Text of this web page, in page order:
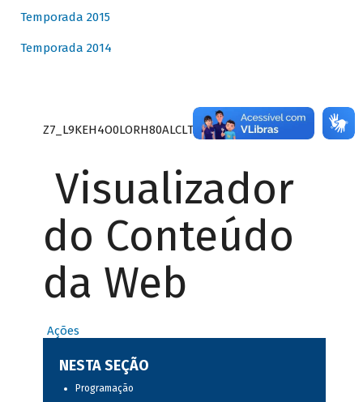
Temporada 2015
Temporada 2014
Z7_L9KEH4O0LORH80ALCLTPF80S27
Visualizador
do Conteúdo
da Web
Ações
NESTA SEÇÃO
Programação